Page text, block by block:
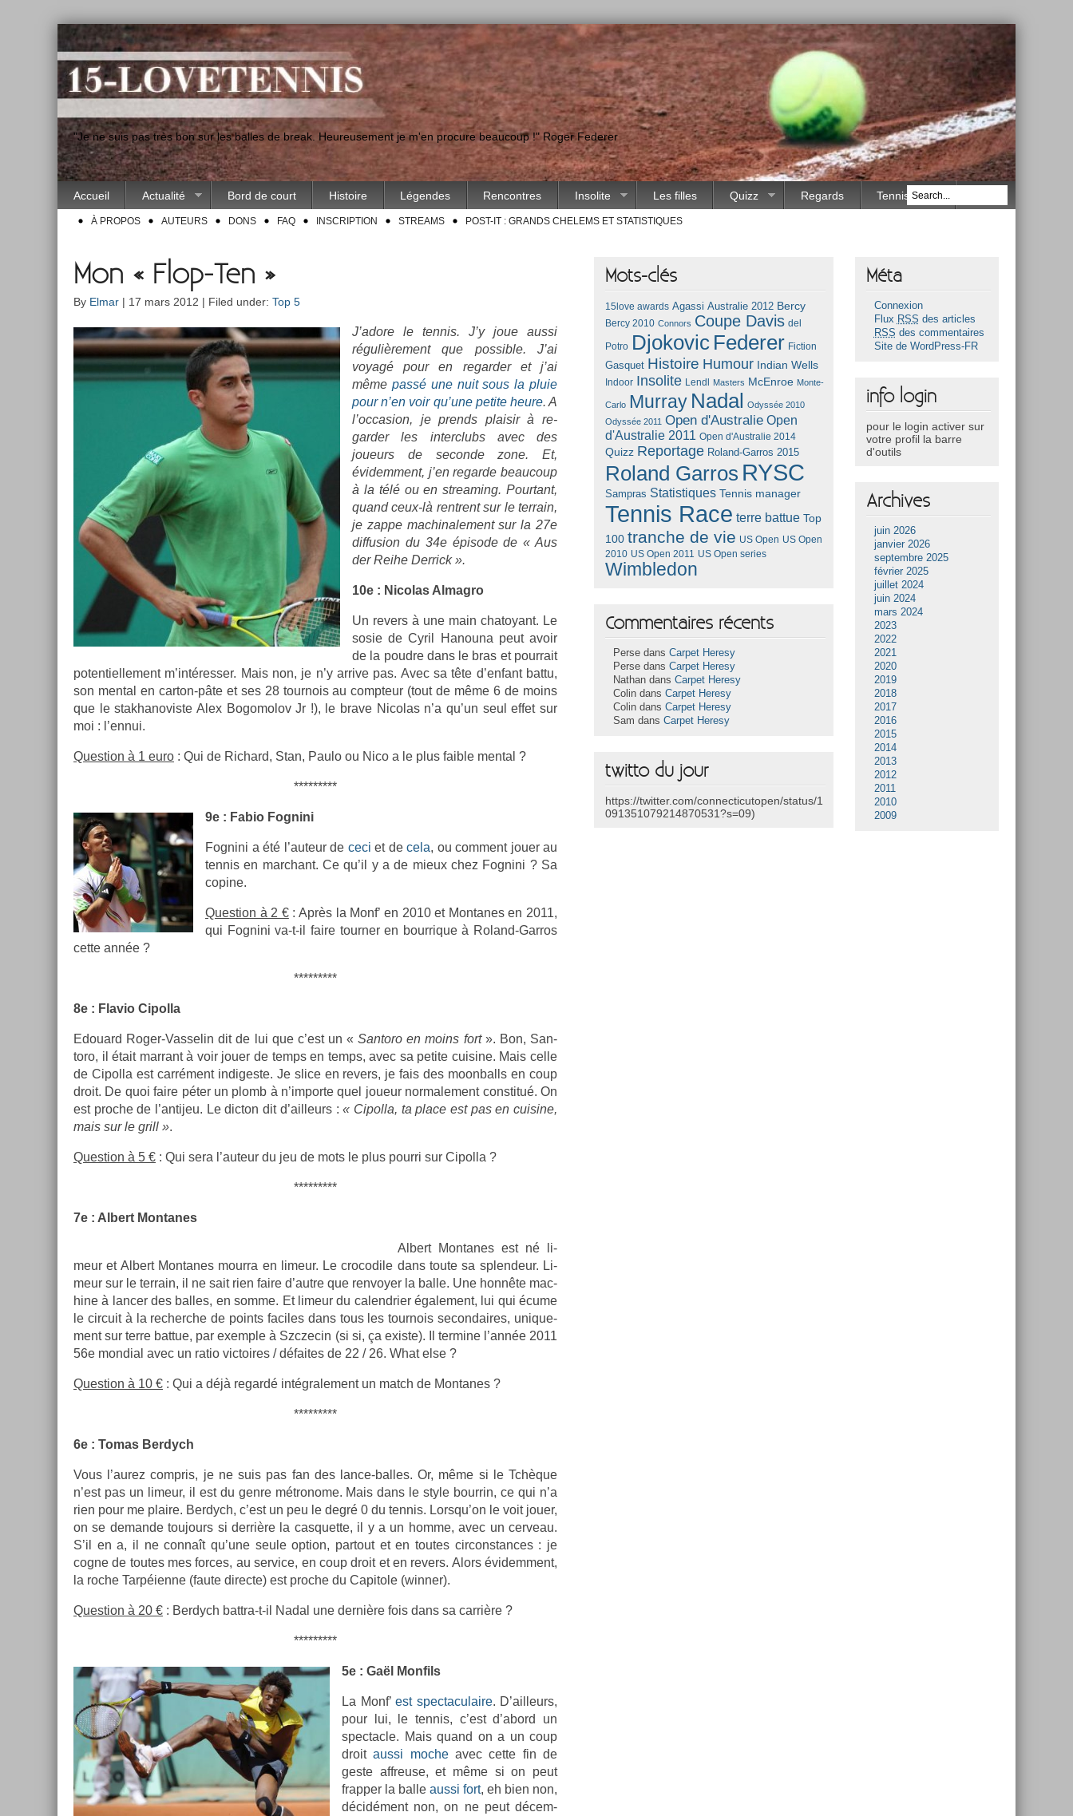
"Je ne suis pas très bon sur les balles de break. Heureusement je m'en procure beaucoup !" Roger Federer
Accueil Actualité Bord de court Histoire Légendes Rencontres Insolite Les filles Quizz Regards Tennis Race
À PROPOS AUTEURS DONS FAQ INSCRIPTION STREAMS POST-IT : GRANDS CHELEMS ET STATISTIQUES
Mon « Flop-Ten »
By Elmar | 17 mars 2012 | Filed under: Top 5
J’adore le ten­nis. J’y joue aussi
réguliè­re­ment que pos­sible. J’ai
voyagé pour en re­gard­er et j’ai
même passé une nuit sous la pluie
pour n’en voir qu’une petite heure.A
l’oc­cas­ion, je pre­nds plaisir à re­
gard­er les in­terclubs avec des
joueurs de secon­de zone. Et,
évidem­ment, j’en re­gar­de be­aucoup
à la télé ou en stream­ing. Pour­tant,
quand ceux-là re­ntrent sur le ter­rain,
je zappe mac­hinale­ment sur la 27e
dif­fus­ion du 34e épisode de « Aus
der Reihe De­rrick ».
10e : Nicolas Al­mag­ro
Un re­v­ers à une main chatoyant. Le
sosie de Cyril Han­ouna peut avoir
de la poud­re dans le bras et pour­rait
poten­tiel­le­ment m’intéress­er. Mais non, je n’y ar­rive pas. Avec sa tête d’en­fant battu,
son ment­al en carton-pâte et ses 28 tour­nois au com­pteur (tout de même 6 de moins
que le stak­hanovis­te Alex Bogomolov Jr !), le brave Nicolas n’a qu’un seul effet sur
moi : l’ennui.
Ques­tion à 1 euro : Qui de Ric­hard, Stan, Paulo ou Nico a le plus faib­le ment­al ?
*********
9e : Fabio Fog­nini
Fog­nini a été l’auteur de ceci et de cela, ou com­ment jouer au
ten­nis en marchant. Ce qu’il y a de mieux chez Fog­nini ? Sa
co­pine.
Ques­tion à 2 €: Après la Monf’ en 2010 et Mon­tanes en 2011,
qui Fog­nini va-t-il faire tourn­er en bour­rique à Roland-Garros
cette année ?
*********
8e : Flavio Cipol­la
Edouard Roger-Vasselin dit de lui que c’est un «San­toro en moins fort». Bon, San­
toro, il était mar­rant à voir jouer de temps en temps, avec sa petite cuisine. Mais celle
de Cipol­la est carrément in­diges­te. Je slice en re­v­ers, je fais des moon­balls en coup
droit. De quoi faire péter un plomb à n’im­porte quel joueur nor­male­ment con­stitué. On
est pro­che de l’an­tijeu. Le di­cton dit d’ail­leurs :« Cipol­la, ta place est pas en cuisine,
mais sur le grill ».
Ques­tion à 5 € : Qui sera l’auteur du jeu de mots le plus pour­ri sur Cipol­la ?
*********
7e : Al­bert Mon­tanes
Al­bert Mon­tanes est né li­
meur et Al­bert Mon­tanes mour­ra en li­meur. Le crocodile dans toute sa splen­deur. Li­
meur sur le ter­rain, il ne sait rien faire d’autre que re­nvoy­er la balle. Une honnête mac­
hine à lanc­er des bal­les, en somme. Et li­meur du calendri­er égale­ment, lui qui écume
le cir­cuit à la re­cherche de points faciles dans tous les tour­nois secon­daires, uni­que­
ment sur terre bat­tue, par ex­em­ple à Szczecin (si si, ça ex­is­te). Il ter­mine l’année 2011
56e mon­di­al avec un ratio vic­toires / défaites de 22 / 26. What else ?
Ques­tion à 10 € : Qui a déjà re­gardé in­tégrale­ment un match de Mon­tanes ?
*********
6e : Tomas Be­rdych
Vous l’aurez com­pris, je ne suis pas fan des lance-balles. Or, même si le Tchèque
n’est pas un li­meur, il est du genre métronome. Mais dans le style bour­rin, ce qui n’a
rien pour me plaire. Be­rdych, c’est un peu le degré 0 du ten­nis. Lorsqu’on le voit jouer,
on se de­man­de toujours si derrière la cas­quet­te, il y a un homme, avec un cer­veau.
S’il en a, il ne connaît qu’une seule opt­ion, par­tout et en toutes cir­constan­ces : je
cogne de toutes mes for­ces, au ser­vice, en coup droit et en re­v­ers. Alors évidem­ment,
la roche Tarpéienne (faute di­rec­te) est pro­che du Capitole (winn­er).
Ques­tion à 20 € : Be­rdych battra-t-il Nadal une dernière fois dans sa carrière ?
*********
5e : Gaël Mon­fils
La Monf’ est spec­taculaire. D’ail­leurs,
pour lui, le ten­nis, c’est d’abord un
spec­tacle. Mais quand on a un coup
droitaussi mocheavec cette fin de
geste affreuse, et même si on peut
frapp­er la balle aussi fort, eh bien non,
décidément non, on ne peut décem­
Mots-clés
15love awards Agassi Australie 2012 Bercy
Bercy 2010 Connors Coupe Davis del
Potro Djokovic Federer Fiction
Gasquet Histoire Humour Indian Wells
Indoor Insolite Lendl Masters McEnroe Monte-
Carlo Murray Nadal
Odyssée 2010
Odyssée 2011 Open d'Australie Open
d'Australie 2011 Open d'Australie 2014
Quizz Reportage Roland-Garros 2015
Roland Garros RYSC
Sampras Statistiques Tennis manager
Tennis Race terre battue Top
100 tranche de vie US Open US Open
2010 US Open 2011 US Open series
Wimbledon
Commentaires récents
Perse dansCarpet Heresy
Perse dansCarpet Heresy
Nathan dansCarpet Heresy
Colin dansCarpet Heresy
Colin dansCarpet Heresy
Sam dansCarpet Heresy
twitto du jour
https://twitter.com/connecticutopen/status/1
091351079214870531?s=09)
Méta
Connexion
Flux RSS des articles
RSS des commentaires
Site de WordPress-FR
info login
pour le login activer sur
votre profil la barre
d'outils
Archives
juin 2026
janvier 2026
septembre 2025
février 2025
juillet 2024
juin 2024
mars 2024
2023
2022
2021
2020
2019
2018
2017
2016
2015
2014
2013
2012
2011
2010
2009